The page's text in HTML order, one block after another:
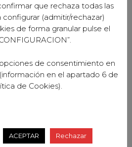
que rechaza todas las
configurar (admitir/rechazar)
de forma granular pulse el
de consentimiento en
en el apartado 6 de
de Cookies).
ACEPTAR Rechazar